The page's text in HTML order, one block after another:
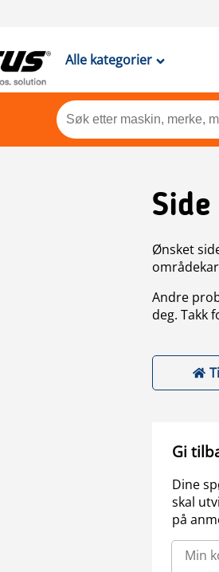
Alle kategorier
Ønsket
Andre
deg. Takk
Gi
Dine
skal
på